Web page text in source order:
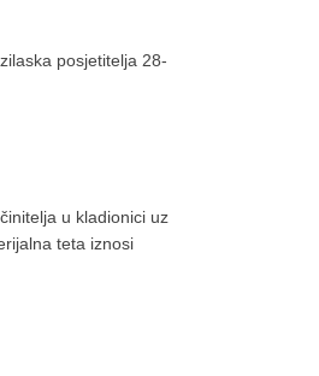
posjetitelja 28-
u kladionici uz
teta iznosi